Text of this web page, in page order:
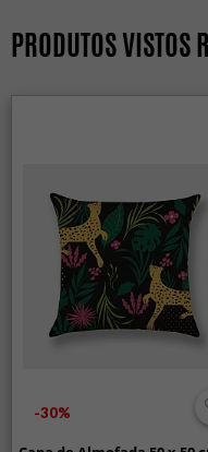
PRODUTOS VISTOS
-30%